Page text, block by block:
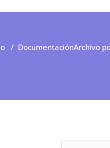
/ DocumentaciónArchivo